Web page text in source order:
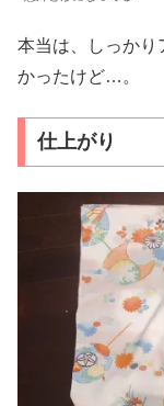
本当は、しっかり
かったけど…。
仕上がり